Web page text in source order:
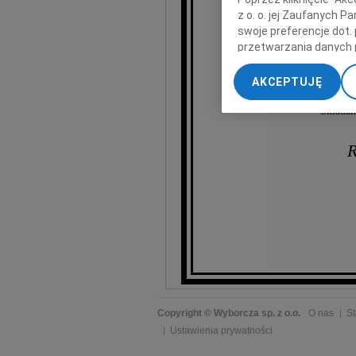
Copyright © Wyborcza sp. z o.o. O nas
Ustawienia prywatności
z o. o. jej Zaufanych
swoje preferencje dot.
przetwarzania danych
„Ustawienia
My, nasi Zaufani
dokładnych danych
Przechowywanie
treści, badnie
AKCEPTUJĘ